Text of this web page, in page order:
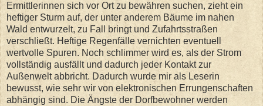
Ermittlerinnen sich vor Ort zu bewähren suchen, zieht ein
heftiger Sturm auf, der unter anderem Bäume im nahen
Wald entwurzelt, zu Fall bringt und Zufahrtsstraßen
verschließt. Heftige Regenfälle vernichten eventuell
wertvolle Spuren. Noch schlimmer wird es, als der Strom
vollständig ausfällt und dadurch jeder Kontakt zur
Außenwelt abbricht. Dadurch wurde mir als Leserin
bewusst, wie sehr wir von elektronischen Errungenschaften
abhängig sind. Die Ängste der Dorfbewohner werden